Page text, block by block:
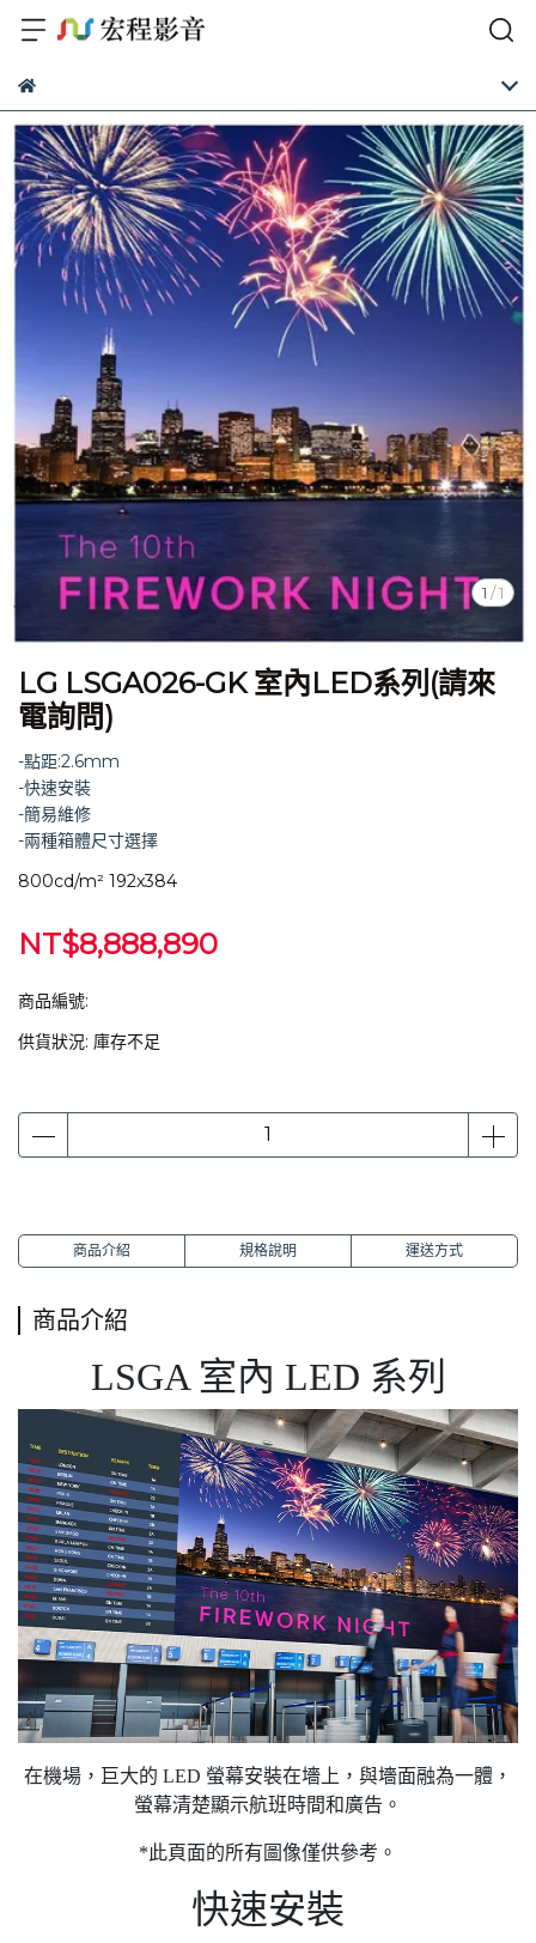
1 /1
LG LSGA026-GK 室內LED系列(請來
電詢問)
-點距:2.6mm
-快速安裝
-簡易維修
-兩種箱體尺寸選擇
800cd/m² 192x384
NT$8,888,890
商品編號:
供貨狀況: 庫存不足
商品介紹 規格說明 運送方式
商品介紹
LSGA 室內 LED 系列
在機場，巨大的 LED 螢幕安裝在墻上，與墻面融為一體，
螢幕清楚顯示航班時間和廣告。
*此頁面的所有圖像僅供參考。
快速安裝